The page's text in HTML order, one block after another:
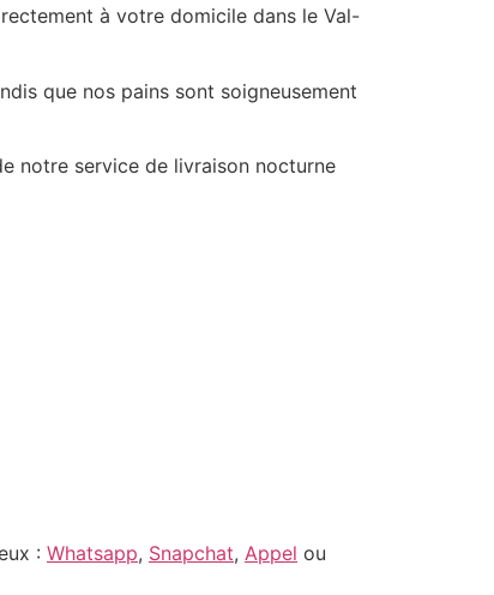
à votre domicile dans le Val-
que nos pains sont soigneusement
notre service de livraison nocturne
: Whatsapp, Snapchat, Appel ou